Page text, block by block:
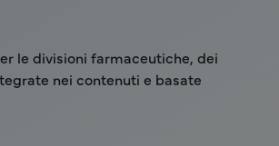
le divisioni farmaceutiche, dei
nei contenuti e basate